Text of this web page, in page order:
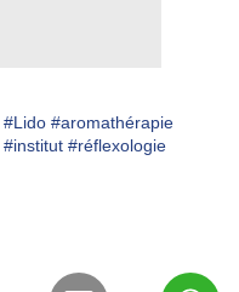
#Lido #aromathérapie
#institut #réflexologie